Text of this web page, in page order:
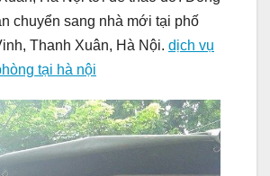
chuyển sang nhà mới tại phố
Thanh Xuân, Hà Nội. dịch vụ
tại hà nội